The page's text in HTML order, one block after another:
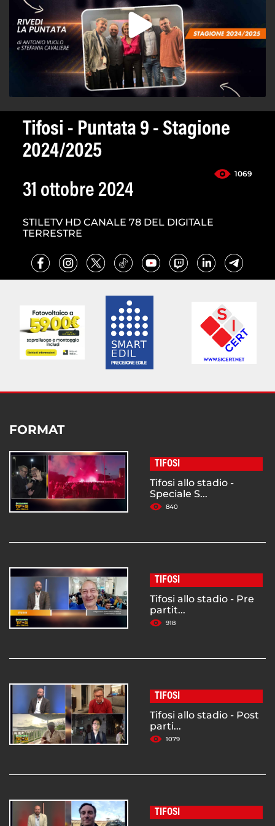
Tifosi - Puntata 9 - Stagione
2024/2025
1069
31 ottobre 2024
STILETV HD CANALE 78 DEL DIGITALE
TERRESTRE
FORMAT
TIFOSI
Tifosi allo stadio -
Speciale S...
840
TIFOSI
Tifosi allo stadio - Pre
partit...
918
TIFOSI
Tifosi allo stadio - Post
parti...
1079
TIFOSI